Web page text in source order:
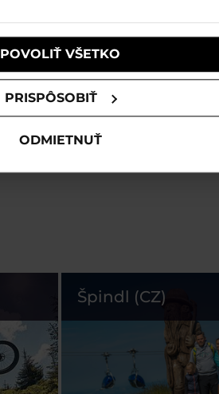
POVOLIŤ VŠETKO
PRISPÔSOBIŤ
ODMIETNUŤ
Špindl (CZ)